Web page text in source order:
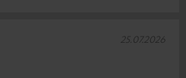
25.07.2026